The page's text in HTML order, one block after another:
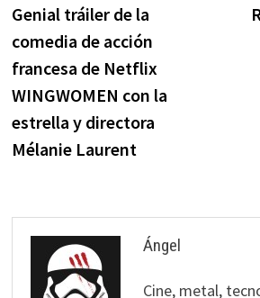
de
entradas
anterior:
Genial tráiler de la
comedia de acción
francesa de Netflix
WINGWOMEN con la
estrella y directora
Mélanie Laurent
Ángel
Cine, metal,